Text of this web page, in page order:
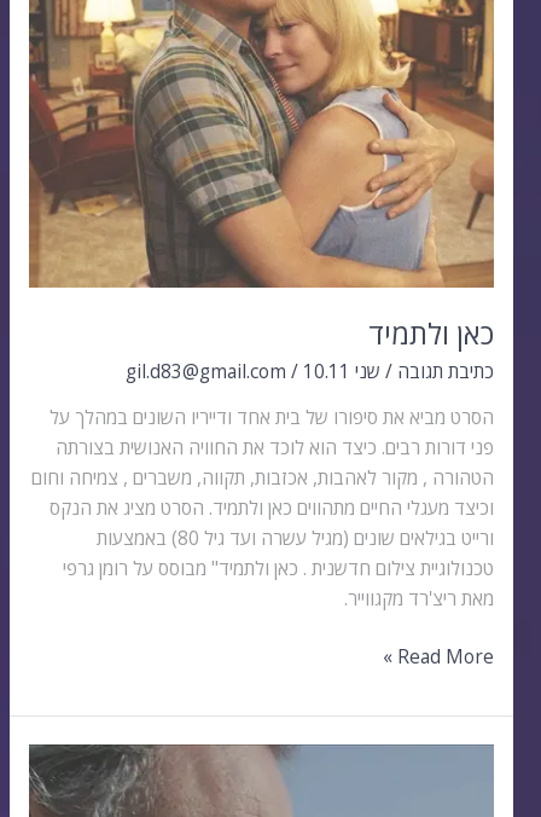
כאן ולתמיד
כתיבת תגובה / שני 10.11 /
gil.d83@gmail.com
הסרט מביא את סיפורו של בית אחד ודייריו השונים במהלך על
פני דורות רבים. כיצד הוא לוכד את החוויה האנושית בצורתה
הטהורה , מקור לאהבות, אכזבות, תקווה, משברים , צמיחה וחום
וכיצד מעגלי החיים מתהווים כאן ולתמיד. הסרט מציג את הנקס
ורייט בגילאים שונים (מגיל עשרה ועד גיל 80) באמצעות
טכנולוגיית צילום חדשנית . כאן ולתמיד" מבוסס על רומן גרפי
מאת ריצ'רד מקגווייר.
Read More »